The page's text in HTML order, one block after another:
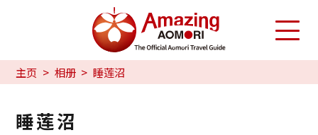
主页 相册 睡莲沼
睡莲沼